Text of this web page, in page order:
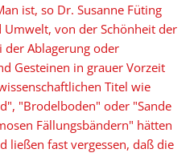
ist, so Dr. Susanne Füting
von der Schönheit der
Ablagerung oder
Gesteinen in grauer Vorzeit
Titel wie
"Brodelboden" oder "Sande
Fällungsbändern" hätten
ließen fast vergessen, daß die